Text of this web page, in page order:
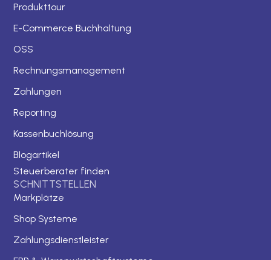
Produkttour
E-Commerce Buchhaltung
OSS
Rechnungsmanagement
Zahlungen
Reporting
Kassenbuchlösung
Blogartikel
Steuerberater finden
SCHNITTSTELLEN
Markplätze
Shop Systeme
Zahlungsdienstleister